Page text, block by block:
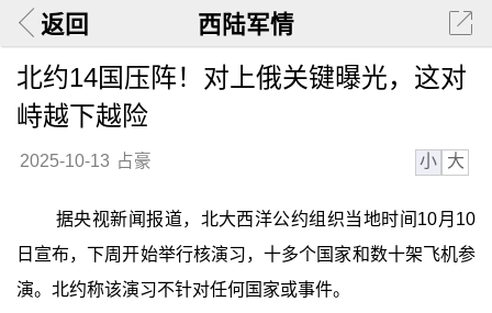
返回 西陆军情
北约14国压阵！对上俄关键曝光，这对
峙越下越险
2025-10-13 占豪 小 大
据央视新闻报道，北大西洋公约组织当地时间10月10
日宣布，下周开始举行核演习，十多个国家和数十架飞机参
演。北约称该演习不针对任何国家或事件。